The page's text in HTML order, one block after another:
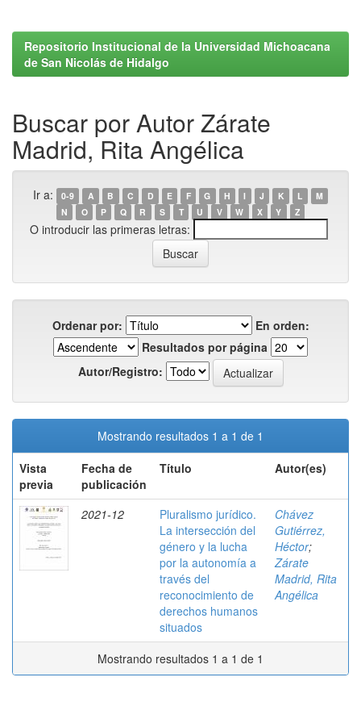
Repositorio Institucional de la Universidad Michoacana
de San Nicolás de Hidalgo
Buscar por Autor Zárate
Madrid, Rita Angélica
Ir a: 0-9 A B C D E F G H I J K L
M
N
O P Q R S T U V W X Y Z
O introducir las primeras letras:
Ordenar por:
En orden:
Resultados por página
Autor/Registro:
Mostrando resultados 1 a 1 de 1
Vista
previa
Fecha de
publicación
Título Autor(es)
2021-12
Pluralismo jurídico.
La intersección del
género y la lucha
por la autonomía a
través del
reconocimiento de
derechos humanos
situados
Chávez
Gutiérrez,
Héctor;
Zárate
Madrid, Rita
Angélica
Mostrando resultados 1 a 1 de 1